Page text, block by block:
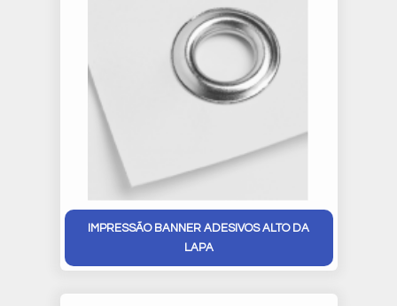
IMPRESSÃO BANNER ADESIVOS ALTO DA
LAPA